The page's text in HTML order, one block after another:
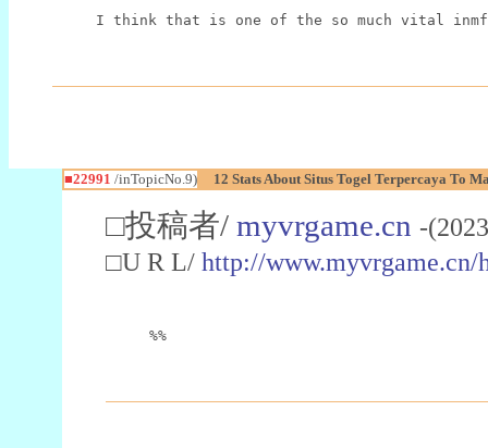
I think that is one of the so much vital
■22991 /inTopicNo.9) 12 Stats About Situs Togel Terpercaya To
□投稿者/ myvrgame.cn -
□U R L/ http://www.myvrgame.cn/
%%